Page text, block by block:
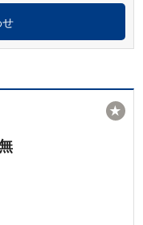
せ
★